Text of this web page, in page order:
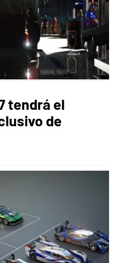
tendrá el
de